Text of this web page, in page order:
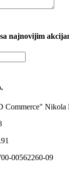
najnovijim
Commerce" Nikola
00562260-09